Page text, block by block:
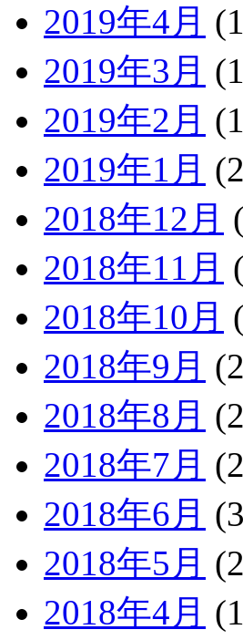
2019年4月
2019年3月
2019年2月
2019年1月
2018年12月
2018年11月
2018年10月
2018年9月
2018年8月
2018年7月
2018年6月
2018年5月
2018年4月